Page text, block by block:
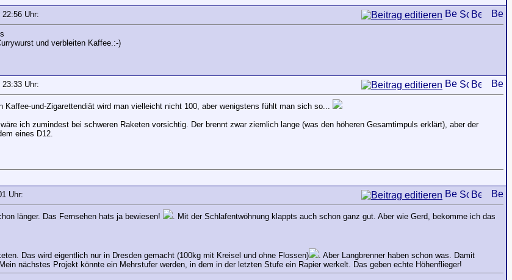
22:56 Uhr:
und verbleiten Kaffee.:-)
23:33 Uhr:
und-Zigarettendiät wird man vielleicht nicht 100, aber wenigstens fühlt man sich so...
ich zumindest bei schweren Raketen vorsichtig. Der brennt zwar ziemlich lange (was den höheren Gesamtimpuls erklärt), aber der
eines D12.
Uhr:
länger. Das Fernsehen hats ja bewiesen!
. Mit der Schlafentwöhnung klappts auch schon ganz gut. Aber wie Gerd, bekomme ich das
Das wird eigentlich nur in Dresden gemacht (100kg mit Kreisel und ohne Flossen)
. Aber Langbrenner haben schon was. Damit
nächstes Projekt könnte ein Mehrstufer werden, in dem in der letzten Stufe ein Rapier werkelt. Das geben echte Höhenflieger!